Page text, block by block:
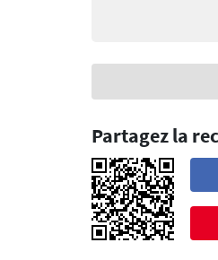
Partagez la